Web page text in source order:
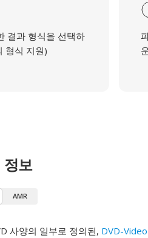
결과 형식을 선택하
형식 지원)
정보
AMR
사양의 일부로 정의된, DVD-Video